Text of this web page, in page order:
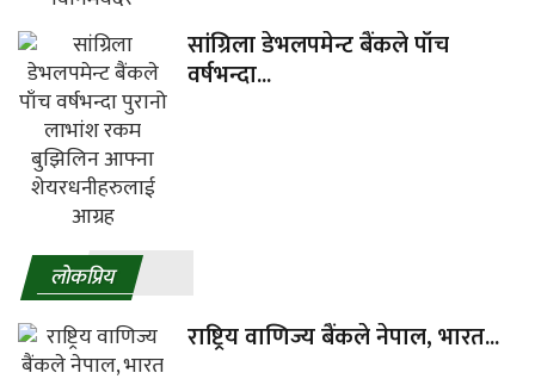
सांग्रिला डेभलपमेन्ट बैंकले पाँच
वर्षभन्दा...
लाेकप्रिय
राष्ट्रिय वाणिज्य बैंकले नेपाल, भारत...